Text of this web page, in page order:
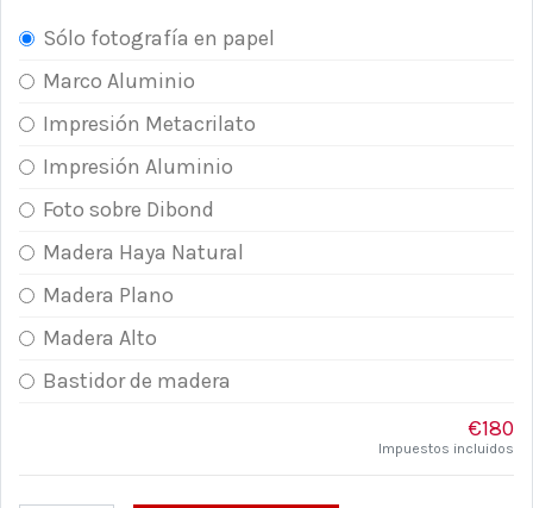
Sólo fotografía en papel
Marco Aluminio
Impresión Metacrilato
Impresión Aluminio
Foto sobre Dibond
Madera Haya Natural
Madera Plano
Madera Alto
Bastidor de madera
€180
Impuestos incluidos